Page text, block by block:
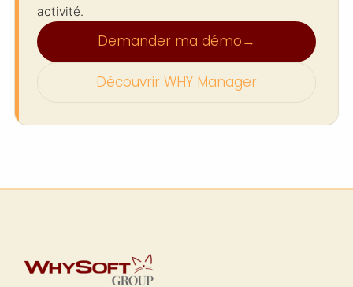
activité.
Demander ma démo→
Découvrir WHY Manager